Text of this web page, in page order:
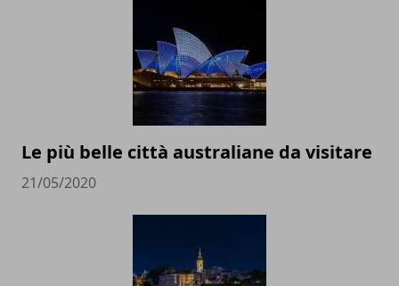
Le più belle città australiane da visitare
21/05/2020